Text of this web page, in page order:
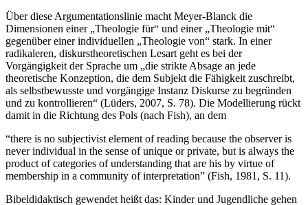
Über diese Argumentationslinie macht Meyer-Blanck die
Dimensionen einer „Theologie für“ und einer „Theologie mit“
gegenüber einer individuellen „Theologie von“ stark. In einer
radikaleren, diskurstheoretischen Lesart geht es bei der
Vorgängigkeit der Sprache um „die strikte Absage an jede
theoretische Konzeption, die dem Subjekt die Fähigkeit zuschreibt,
als selbstbewusste und vorgängige Instanz Diskurse zu begründen
und zu kontrollieren“ (Lüders, 2007, S. 78). Die Modellierung rückt
damit in die Richtung des Pols (nach Fish), an dem
“there is no subjectivist element of reading because the observer is
never individual in the sense of unique or private, but is always the
product of categories of understanding that are his by virtue of
membership in a community of interpretation” (Fish, 1981, S. 11).
Bibeldidaktisch gewendet heißt das: Kinder und Jugendliche gehen